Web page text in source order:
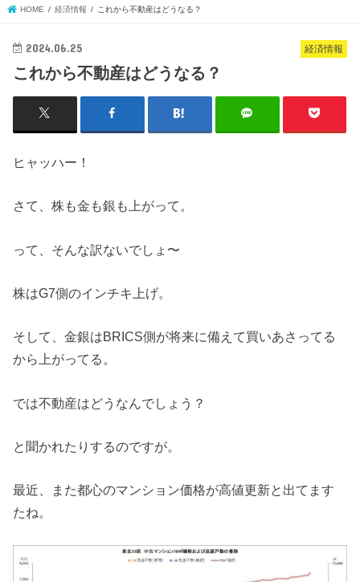
HOME 経済情報 これから不動産はどうなる？
経済情報
2024.06.25
これから不動産はどうなる？
ヒャッハー！
さて、株も金も銀も上がって。
って、そんな訳ないでしょ〜
株はG7側のインチキ上げ。
そして、金銀はBRICS側が将来に備えて買いあさってる
から上がってる。
では不動産はどうなんでしょう？
と聞かれたりするのですが。
最近、また都心のマンション価格が高値更新と出てます
たね。